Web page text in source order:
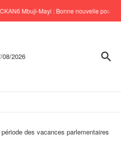
Mbuji-Mayi : Bonne nouvelle pour
08/2026
des vacances parlementaires